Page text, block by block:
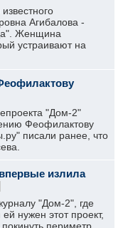
Агибалова -
Женщина
устраивают на
"Дом-2"
Феофилактову
писали ранее, что
излила
"Дом-2", где
нужен этот проект,